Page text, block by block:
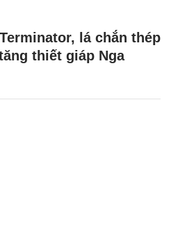
lá chắn thép
thiết giáp Nga